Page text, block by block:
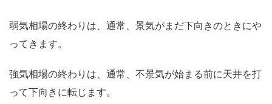
弱気相場の終わりは、通常、景気がまだ下向きのときにや
ってきます。
強気相場の終わりは、通常、不景気が始まる前に天井を打
って下向きに転じます。